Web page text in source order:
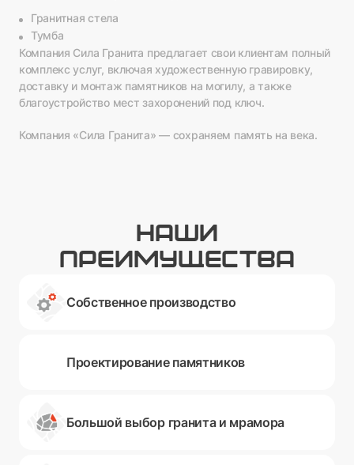
Гранитная стела
Тумба
Компания Сила Гранита предлагает свои клиентам полный
комплекс услуг, включая художественную гравировку,
доставку и монтаж памятников на могилу, а также
благоустройство мест захоронений под ключ.
Компания «Сила Гранита» — сохраняем память на века.
НАШИ
ПРЕИМУЩЕСТВА
Собственное производство
Проектирование памятников
Большой выбор гранита и мрамора